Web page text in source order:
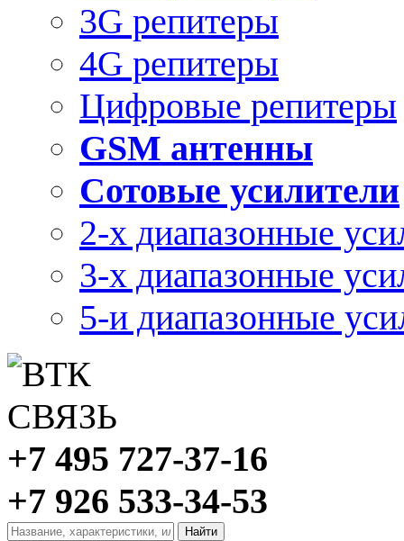
3G репитеры
4G репитеры
Цифровые репитеры
GSM антенны
Сотовые усилители
2-х диапазонные
3-х диапазонные
5-и диапазонные
+7 495 727-37-16
+7 926 533-34-53